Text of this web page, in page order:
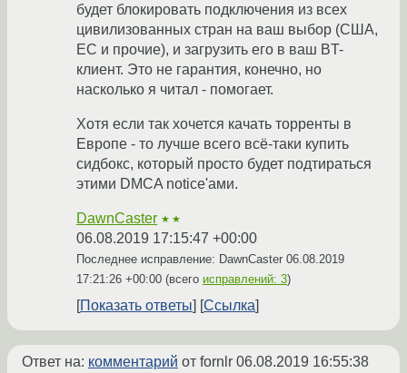
будет блокировать подключения из всех
цивилизованных стран на ваш выбор (США,
ЕС и прочие), и загрузить его в ваш BT-
клиент. Это не гарантия, конечно, но
насколько я читал - помогает.
Хотя если так хочется качать торренты в
Европе - то лучше всего всё-таки купить
сидбокс, который просто будет подтираться
этими DMCA notice'ами.
DawnCaster ★★
06.08.2019 17:15:47 +00:00
Последнее исправление: DawnCaster 06.08.2019
17:21:26 +00:00 (всего исправлений: 3)
Показать ответы Ссылка
Ответ на: комментарий от fornlr 06.08.2019 16:55:38